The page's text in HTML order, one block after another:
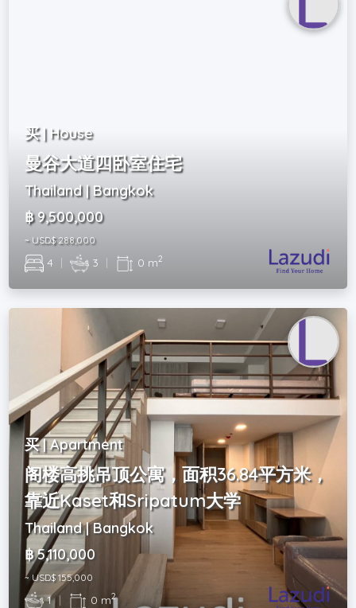
买 | House
曼谷大道四卧室住宅
Thailand | Bangkok
฿ 9,500,000
~ USD$ 288,000
4 | 3 | 0 m2
买 | Apartment
阁楼高挑吊顶公寓，面积36.84平方米，
靠近Kaset和Sripatum大学
Thailand | Bangkok
฿ 5,110,000
~ USD$ 155,000
1 | 0 m2